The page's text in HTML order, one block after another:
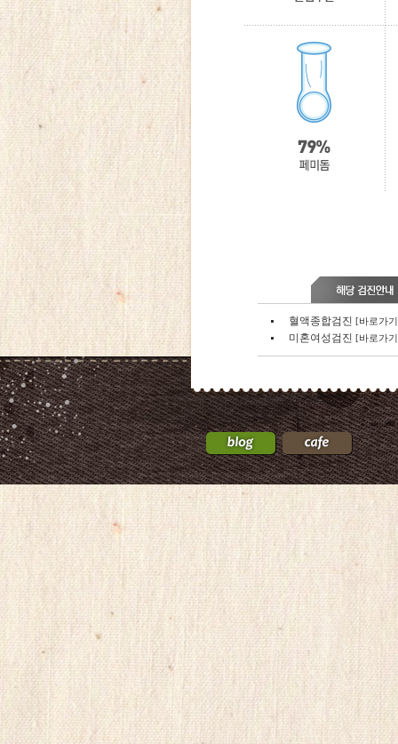
혈액종합검진 [바로가
미혼여성검진 [바로가